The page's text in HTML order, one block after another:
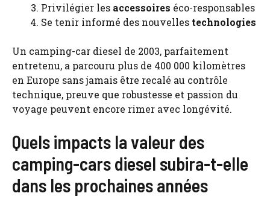
Privilégier les accessoires éco-responsables
Se tenir informé des nouvelles technologies
Un camping-car diesel de 2003, parfaitement
entretenu, a parcouru plus de 400 000 kilomètres
en Europe sans jamais être recalé au contrôle
technique, preuve que robustesse et passion du
voyage peuvent encore rimer avec longévité.
Quels impacts la valeur des
camping-cars diesel subira-t-elle
dans les prochaines années